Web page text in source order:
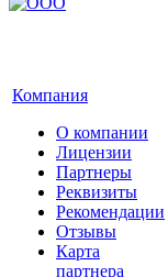
Компания
О компании
Лицензии
Партнеры
Реквизиты
Рекомендации
Отзывы
Карта
партнера